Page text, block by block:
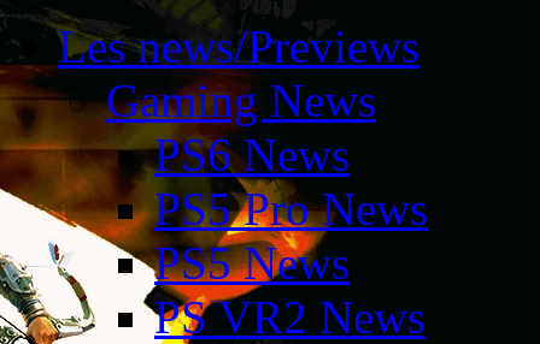
Les news/Previews
Gaming News
PS6 News
PS5 Pro News
PS5 News
PS VR2 News